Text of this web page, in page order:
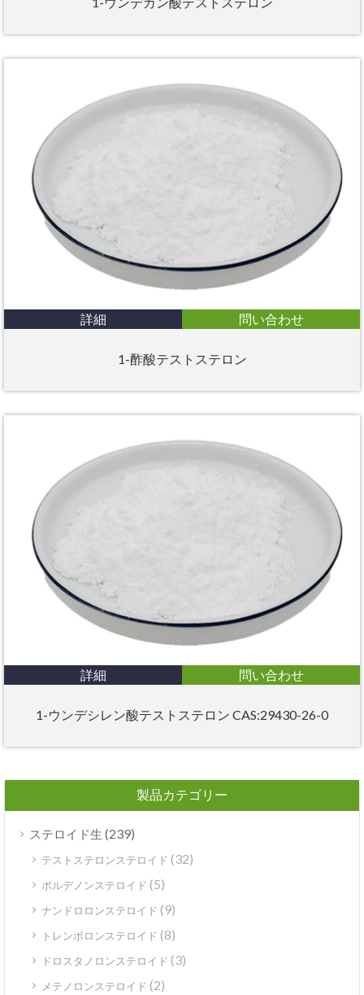
詳細 問い合わせ
1-酢酸テストステロン
詳細 問い合わせ
1-ウンデシレン酸テストステロン CAS:29430-26-0
製品カテゴリー
ステロイド生 (239)
テストステロンステロイド (32)
ボルデノンステロイド (5)
ナンドロロンステロイド (9)
トレンボロンステロイド (8)
ドロスタノロンステロイド (3)
メテノロンステロイド (2)